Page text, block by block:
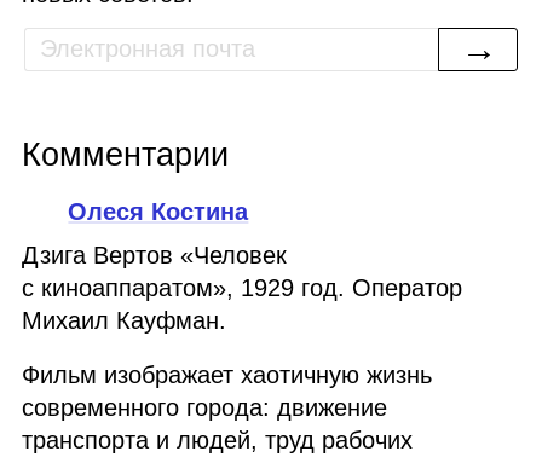
→
Комментарии
Олеся Костина
Дзига Вертов «Человек
с киноаппаратом», 1929 год. Оператор
Михаил Кауфман.
Фильм изображает хаотичную жизнь
современного города: движение
транспорта и людей, труд рабочих